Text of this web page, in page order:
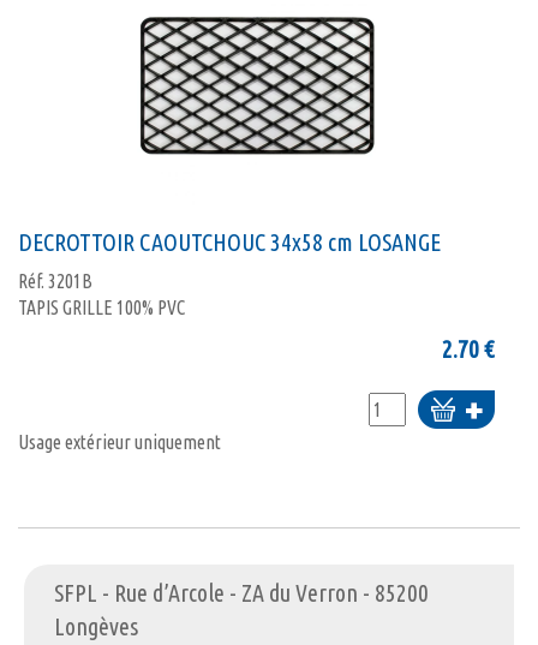
DECROTTOIR CAOUTCHOUC 34x58 cm LOSANGE
Réf. 3201B
TAPIS GRILLE 100% PVC
2.70€
Ajouter
au
Usage extérieur uniquement
SFPL - Rue d’Arcole - ZA du Verron - 85200
Longèves